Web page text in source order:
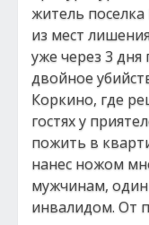
житель
из мест
уже через 3
двойное
Коркино, где
гостях у
пожить в
нанес ножом
мужчинам, один
инвалидом. От